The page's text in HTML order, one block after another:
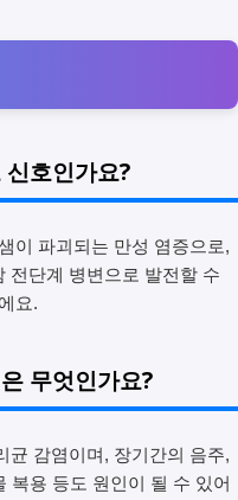
호인가요?
이 파괴되는 만성 염증으로,
전단계 병변으로 발전할 수
요.
무엇인가요?
균 감염이며, 장기간의 음주,
복용 등도 원인이 될 수 있어